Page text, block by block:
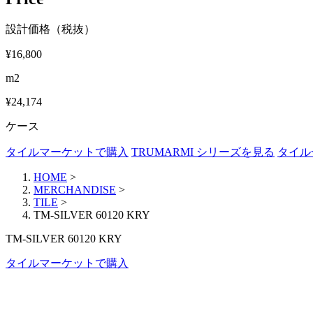
設計価格（税抜）
¥16,800
m2
¥24,174
ケース
タイルマーケットで購入 TRUMARMI シリーズを見る タイ
HOME >
MERCHANDISE >
TILE >
TM-SILVER 60120 KRY
TM-SILVER 60120 KRY
タイルマーケットで購入